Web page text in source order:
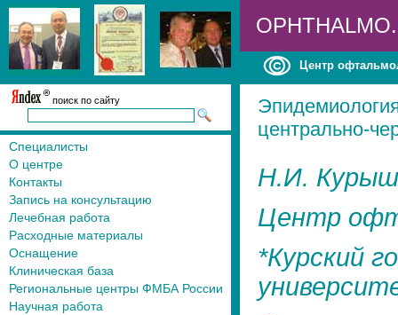
Центр
поиск по сайту
Специалисты
О центре
Контакты
Запись на консультацию
Лечебная работа
Расходные материалы
Оснащение
Клиническая база
Региональные центры ФМБА России
Научная работа
центрально-
Н.И.
Центр
*Курский